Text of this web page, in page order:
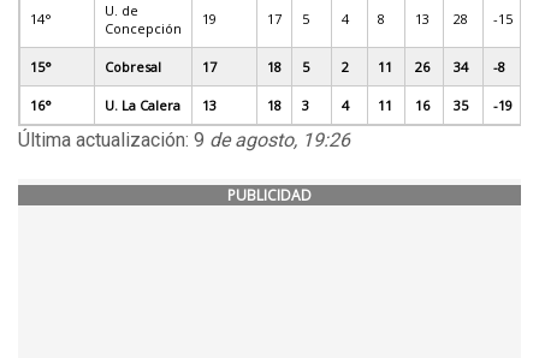
14°
U. de
Concepción
19 17 5 4 8 13 28 -15
15° Cobresal 17 18 5 2 11 26 34 -8
16° U. La Calera 13 18 3 4 11 16 35 -19
Última actualización: 9 de agosto, 19:26
PUBLICIDAD